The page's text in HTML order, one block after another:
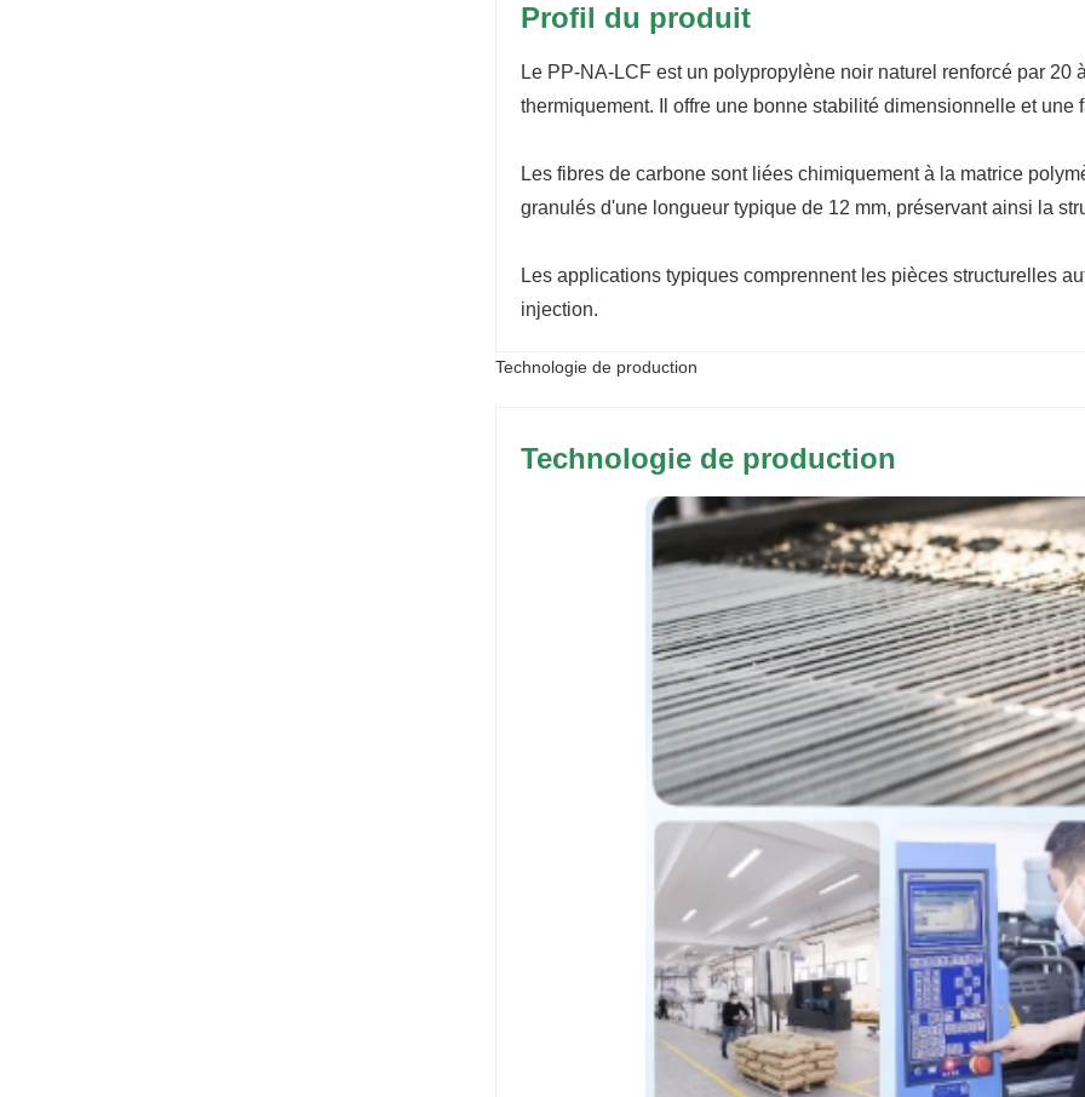
Profil du produit
Le PP-NA-LCF est un polypropylène noir naturel renforcé par
thermiquement. Il offre une bonne stabilité dimensionnelle et une
Les fibres de carbone sont liées chimiquement à la matrice
granulés d'une longueur typique de 12 mm, préservant ainsi la
Les applications typiques comprennent les pièces structurelles
injection.
Technologie de production
Technologie de production